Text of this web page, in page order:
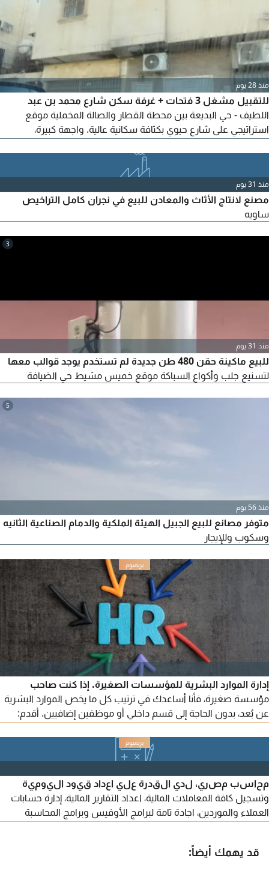
منذ 28 يوم
للتقبيل مشغل 3 فتحات + غرفة سكن شارع محمد بن عبد
اللطيف - حي البديعة بين محطة القطار والصالة المخملية موقع
استراتيجي على شارع حيوي بكثافة سكانية عالية. واجهة كبيرة،
نسائي أو مركز تجميل أو أي نشاط تجاري مواقف متوفرة + زبائن
دائمين. فرصتك في موقع لا يعوض للجادين فقط المعاينة متاحة
منذ 31 يوم
مصنع لانتاج الأثاث والمعادن للبيع في نجران كامل التراخيص
ساويه
3
منذ 31 يوم
للبيع ماكينة حقن 480 طن جديدة لم تستخدم يوجد قوالب معها
لتسنيع جلب وأكواع السباكة موقع خميس مشيط حي الضيافة
5
منذ 56 يوم
متوفر مصانع للبيع الجبيل الهيئة الملكية والدمام الصناعية الثانيه
وسكوب وللإيجار
إدارة الموارد البشرية للمؤسسات الصغيرة. إذا كنت صاحب
مؤسسة صغيرة، فأنا أساعدك في ترتيب كل ما يخص الموارد البشرية
عن بُعد، بدون الحاجة إلى قسم داخلي أو موظفين إضافيين. أقدم:
إدارة الموظفين، الاستشارات العامة. أوفر لك حلًا عمليًا واحترافيًا
يجعل أعمالك أسهل وتكلفتك أقل.
محاسب مصري، لدي القدرة علي اعداد قيود اليومية
وتسجيل كافة المعاملات المالية، اعداد التقارير المالية، إدارة حسابات
العملاء والموردين، اجادة تامة لبرامج الأوفيس وبرامج المحاسبة
الجاهزة ERP، مهارة ممتازة بالاكسل، متدرب سابقا بمكتب محاسب
قد يهمك أيضاً: